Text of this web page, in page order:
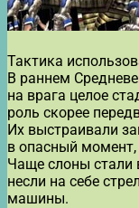
Тактика
В раннем
на врага целое
роль скорее
Их выстраивали
в опасный
Чаще слоны стали
несли на себе
машины.